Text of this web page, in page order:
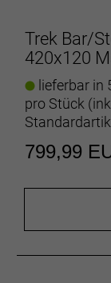
Trek Bar/
420x120
lieferbar in
pro Stück
799,99